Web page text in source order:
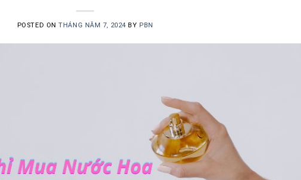
POSTED ONTHÁNG NĂM 7, 2024 BY PBN